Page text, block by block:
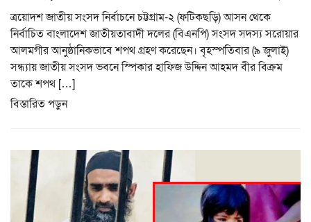
ত্রয়োদশ জাতীয় সংসদ নির্বাচনে চট্টগ্রাম-২ (ফটিকছড়ি) আসন থেকে
নির্বাচিত বাংলাদেশ জাতীয়তাবাদী দলের (বিএনপি) সংসদ সদস্য সরোয়ার
আলমগীর আনুষ্ঠানিকভাবে শপথ গ্রহণ করেছেন। বৃহস্পতিবার (৯ জুলাই)
সন্ধ্যায় জাতীয় সংসদ ভবনে স্পিকার হাফিজ উদ্দিন আহমদ বীর বিক্রম
তাকে শপথ […]
বিস্তারিত পড়ুন